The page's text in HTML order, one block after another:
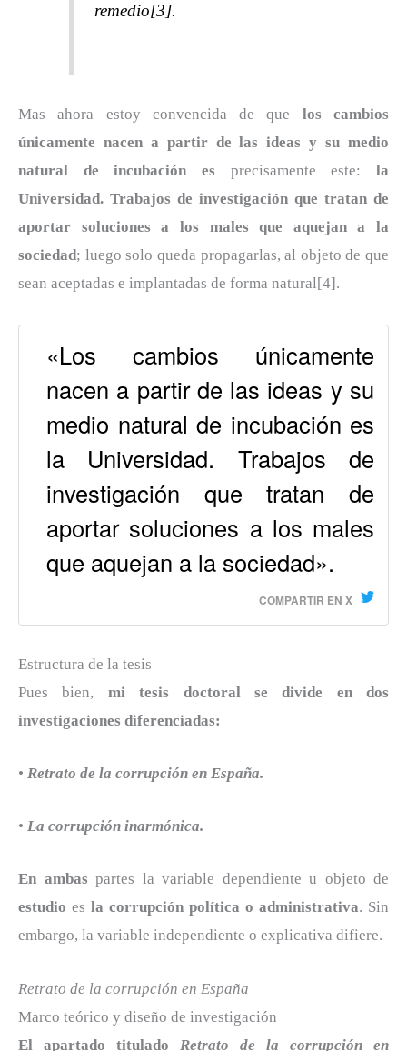
remedio[3].
Mas ahora estoy convencida de que los cambios
únicamente nacen a partir de las ideas y su medio
natural de incubación es precisamente este: la
Universidad. Trabajos de investigación que tratan de
aportar soluciones a los males que aquejan a la
sociedad; luego solo queda propagarlas, al objeto de que
sean aceptadas e implantadas de forma natural[4].
«Los cambios únicamente
nacen a partir de las ideas y su
medio natural de incubación es
la Universidad. Trabajos de
investigación que tratan de
aportar soluciones a los males
que aquejan a la sociedad».
COMPARTIR EN X
Estructura de la tesis
Pues bien, mi tesis doctoral se divide en dos
investigaciones diferenciadas:
• Retrato de la corrupción en España.
• La corrupción inarmónica.
En ambas partes la variable dependiente u objeto de
estudio es la corrupción política o administrativa. Sin
embargo, la variable independiente o explicativa difiere.
Retrato de la corrupción en España
Marco teórico y diseño de investigación
El apartado titulado Retrato de la corrupción en